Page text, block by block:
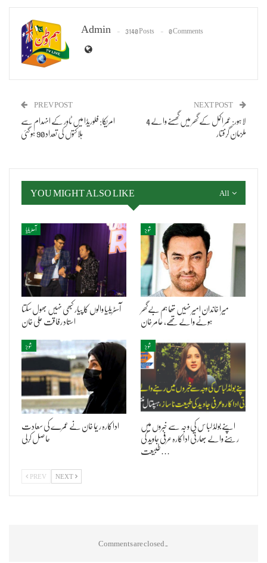
Admin 3140 Posts 0 Comments
PREV POST
امریکا: فلوریڈا میں ٹاور کے انہدام سے
ہلاکتوں کی تعداد 90 ہوگئی
NEXT POST
لاہور: عمر اکمل کے گھر میں گھسنے والے 4
ملزمان گرفتار
All
YOU MIGHT ALSO LIKE
آسٹریلیا
آسٹریلیا والوں کا پیار کبھی نہیں بھول سکتا
استاد رفاقت علی خان
شوبز
میرا خاندان امیر نہیں تھا ہم بےگھر
ہونے والے تھے، عامر خان
شوبز
اداکارہ ریما خان نے عمرے کی سعادت
حاصل کرلی
شوبز
اپنے بولڈ لباس کی وجہ سے خبروں میں
رہنے والے بھارتی اداکارہ عرفی جاوید کی
طبیعت…
PREV NEXT
Comments are closed.